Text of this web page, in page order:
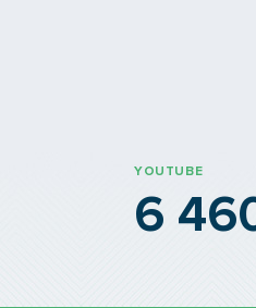
YOUTUBE
6